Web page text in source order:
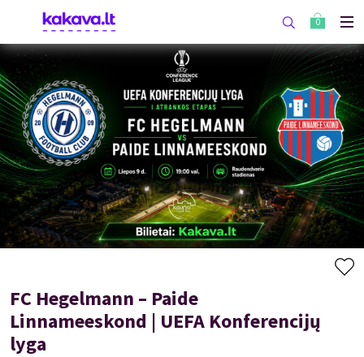
0
FC Hegelmann – Paide
Linnameeskond | UEFA Konferencijų
lyga